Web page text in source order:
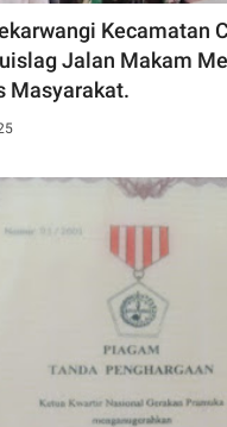
Kecamatan
Jalan Makam
Masyarakat.